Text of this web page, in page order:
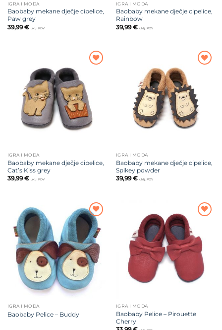
IGRA I MODA
Baobaby mekane dječje cipelice,
Paw grey
39,99€ uklj. PDV
IGRA I MODA
Baobaby mekane dječje cipelice,
Rainbow
39,99€ uklj. PDV
IGRA I MODA
Baobaby mekane dječje cipelice,
Cat’s Kiss grey
39,99€ uklj. PDV
IGRA I MODA
Baobaby mekane dječje cipelice,
Spikey powder
39,99€ uklj. PDV
Dodajte
na listu
želja
IGRA I MODA
Baobaby Pelice – Buddy
na listu
želja
IGRA I MODA
Baobaby Pelice – Pirouette
Cherry